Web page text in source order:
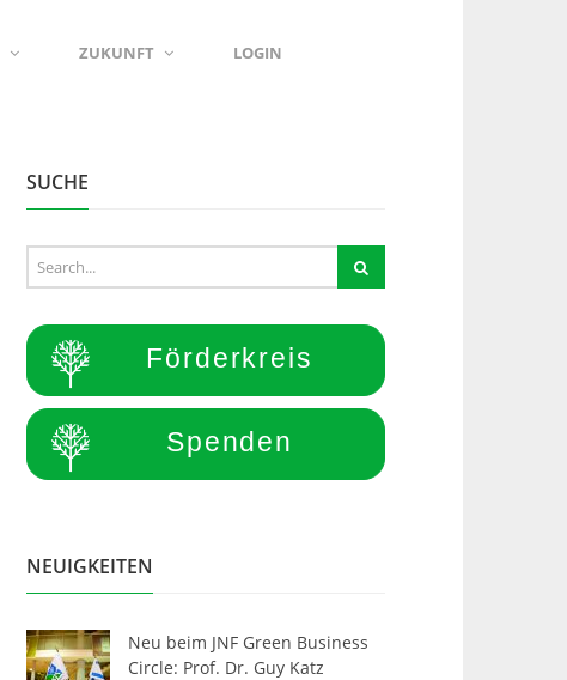
ZUKUNFT LOGIN
SUCHE
Förderkreis
Spenden
NEUIGKEITEN
Neu beim JNF Green Business
Circle: Prof. Dr. Guy Katz